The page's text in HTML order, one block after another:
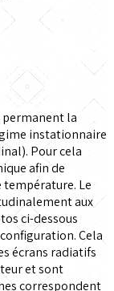
permanent la
instationnaire
Pour cela
afin de
Le
aux
ci-dessous
Cela
écrans radiatifs
et sont
correspondent